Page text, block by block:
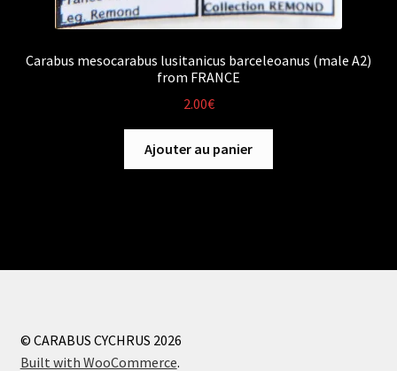
Carabus mesocarabus lusitanicus barceleoanus (male A2)
from FRANCE
2.00€
Ajouter au panier
© CARABUS CYCHRUS 2026
Built with WooCommerce.